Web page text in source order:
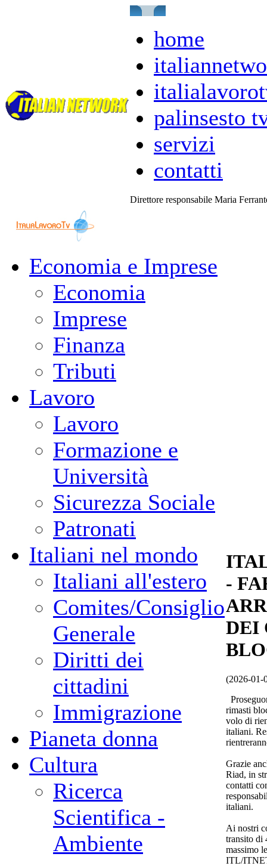
home
palinsesto
servizi
contatti
Direttore responsabile Maria
Economia e Imprese
Economia
Imprese
Finanza
Tributi
Lavoro
Lavoro
Formazione e
Università
Sicurezza Sociale
Patronati
Italiani nel mondo
Italiani all'estero
Comites/Consiglio
Generale
Diritti dei
cittadini
Immigrazione
Pianeta donna
Cultura
Ricerca
Scientifica -
Ambiente
-
DEI
(2026-01-
rimasti
volo di
italiani.
Grazie
Riad, in
contatti
italiani.
Ai nostri
transito di
massimo
ITL/